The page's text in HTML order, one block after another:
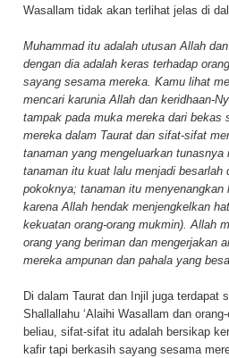
Wasallam tidak akan terlihat jelas di
Muhammad itu adalah utusan Allah
dengan dia adalah keras terhadap
sayang sesama mereka. Kamu lihat
mencari karunia Allah dan keridhaan-
tampak pada muka mereka dari bekas
mereka dalam Taurat dan sifat-sifat
tanaman yang mengeluarkan
tanaman itu kuat lalu menjadi besarlah
pokoknya; tanaman itu menyenangkan
karena Allah hendak menjengkelkan
kekuatan orang-orang mukmin). Allah
orang yang beriman dan mengerjakan
mereka ampunan dan pahala yang
Di dalam Taurat dan Injil juga terdapat
Shallallahu ‘Alaihi Wasallam dan
beliau, sifat-sifat itu adalah bersikap
kafir tapi berkasih sayang sesama